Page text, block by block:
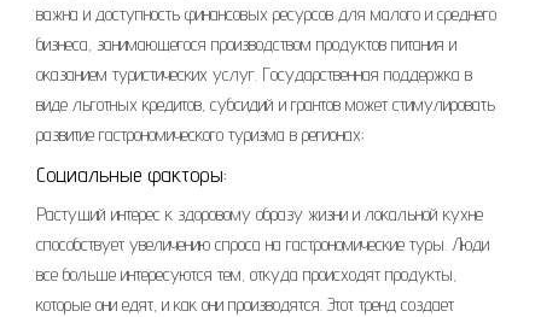
важна и доступность финансовых ресурсов для малого и среднего
бизнеса, занимающегося производством продуктов питания и
оказанием туристических услуг. Государственная поддержка в
виде льготных кредитов, субсидий и грантов может стимулировать
развитие гастрономического туризма в регионах;
Социальные факторы:
Растущий интерес к здоровому образу жизни и локальной кухне
способствует увеличению спроса на гастрономические туры. Люди
все больше интересуются тем, откуда происходят продукты,
которые они едят, и как они производятся. Этот тренд создает